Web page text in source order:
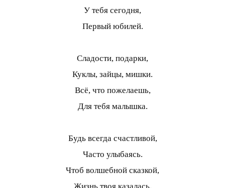
У тебя сегодня,
Первый юбилей.
Сладости, подарки,
Куклы, зайцы, мишки.
Всё, что пожелаешь,
Для тебя малышка.
Будь всегда счастливой,
Часто улыбаясь.
Чтоб волшебной сказкой,